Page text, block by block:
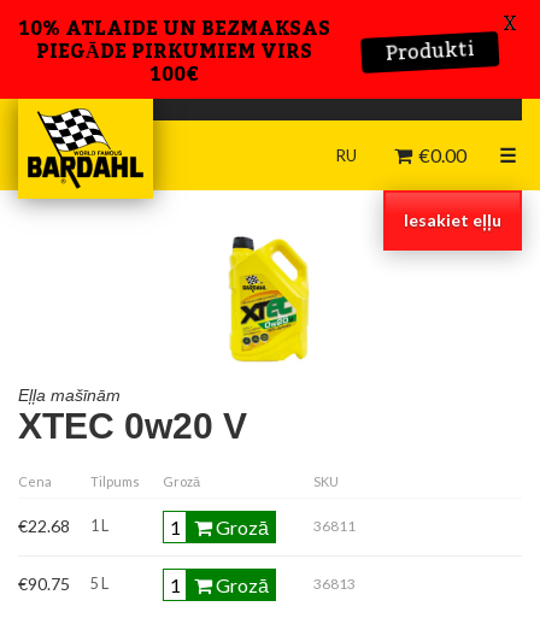
RU
Iesakiet eļļu
€0.00 ☰
Eļļa mašīnām
XTEC 0w20 V
Cena Tilpums Grozā SKU
€22.68 1 L Grozā 36811
€90.75 5 L Grozā 36813
Tehniskā datu lapa
Drošības datu lapa
10% ATLAIDE UN BEZMAKSAS
PIEGĀDE PIRKUMIEM VIRS
100€
Produkti
X